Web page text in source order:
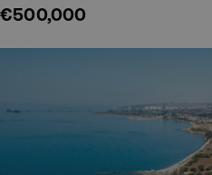
€500,000